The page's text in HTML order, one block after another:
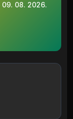
09. 08. 2026.